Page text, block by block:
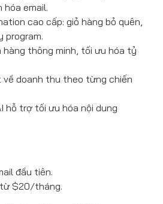
hóa email.
cao cấp: giỏ hàng bỏ quên,
program.
hàng thông minh, tối ưu hóa tỷ
về doanh thu theo từng chiến
hỗ trợ tối ưu hóa nội dung
đầu tiên.
$20/tháng.